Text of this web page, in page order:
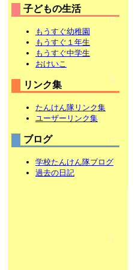
子どもの生活
もうすぐ幼稚園
もうすぐ１年生
もうすぐ中学生
おけいこ
リンク集
たんけん隊リンク集
ユーザーリンク集
ブログ
学校たんけん隊ブログ
過去の日記